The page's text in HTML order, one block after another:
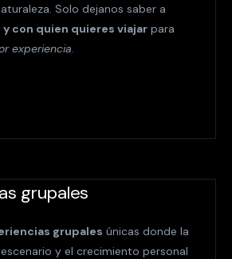
Solo dejanos saber a
con quien quieres viajar para
experiencia.
grupales
grupales únicas donde la
y el crecimiento personal